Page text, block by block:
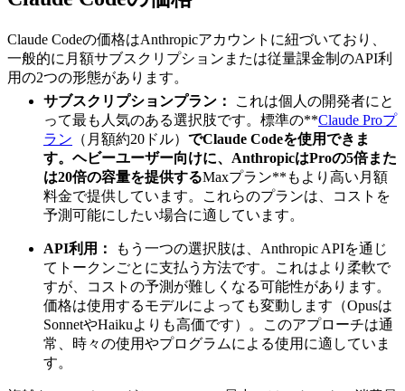
Claude Codeの価格はAnthropicアカウントに紐づいており、
一般的に月額サブスクリプションまたは従量課金制のAPI利
用の2つの形態があります。
サブスクリプションプラン：
これは個人の開発者にと
って最も人気のある選択肢です。標準の**Claude Proプ
ラン （月額約20ドル） でClaude Codeを使用できま
す。ヘビーユーザー向けに、AnthropicはProの5倍また
は20倍の容量を提供するMaxプラン**もより高い月額
料金で提供しています。これらのプランは、コストを
予測可能にしたい場合に適しています。
API利用：
もう一つの選択肢は、Anthropic APIを通じ
てトークンごとに支払う方法です。これはより柔軟で
すが、コストの予測が難しくなる可能性があります。
価格は使用するモデルによっても変動します（Opusは
SonnetやHaikuよりも高価です）。このアプローチは通
常、時々の使用やプログラムによる使用に適していま
す。